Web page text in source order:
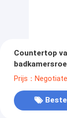
Countertop
Prijs：Negotiate